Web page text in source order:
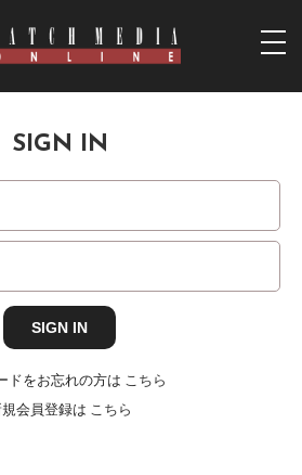
SIGN IN
ドをお忘れの方は こちら
会員登録は こちら